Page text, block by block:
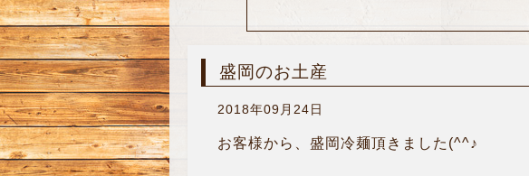
盛岡のお土産
2018年09月24日
お客様から、盛岡冷麺頂きました(^^♪